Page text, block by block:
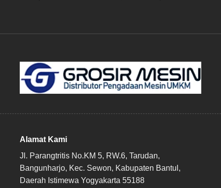
Alamat Kami
Jl. Parangtritis No.KM 5, RW.6, Tarudan,
Bangunharjo, Kec. Sewon, Kabupaten Bantul,
Daerah Istimewa Yogyakarta 55188